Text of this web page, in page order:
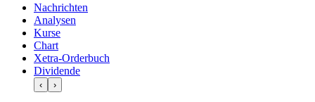
Nachrichten
Analysen
Kurse
Chart
Xetra-Orderbuch
Dividende
‹ ›